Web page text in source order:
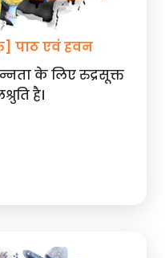
पाठ एवं हवन
के लिए रुद्रसूक्त
है।